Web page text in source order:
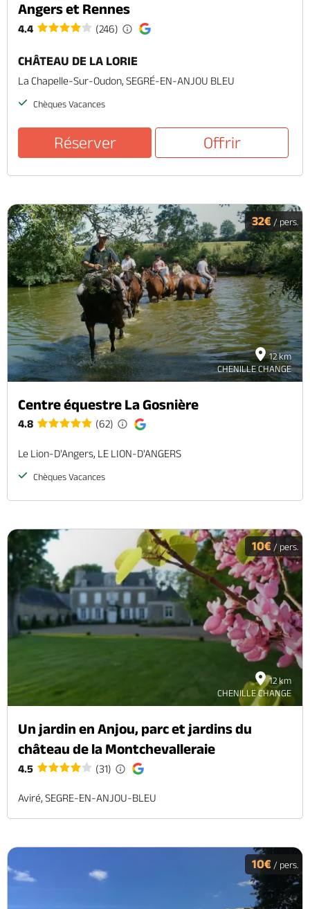
Angers et Rennes
4.4 (246)
CHÂTEAU DE LA LORIE
La Chapelle-Sur-Oudon, SEGRÉ-EN-ANJOU BLEU
Chèques Vacances
Réserver Offrir
12 km
CHENILLE CHANGE
32€ / pers.
Centre équestre La Gosnière
4.8 (62)
Le Lion-D'Angers, LE LION-D'ANGERS
Chèques Vacances
12 km
CHENILLE CHANGE
10€ / pers.
Un jardin en Anjou, parc et jardins du
château de la Montchevalleraie
4.5 (31)
Aviré, SEGRE-EN-ANJOU-BLEU
10€ / pers.